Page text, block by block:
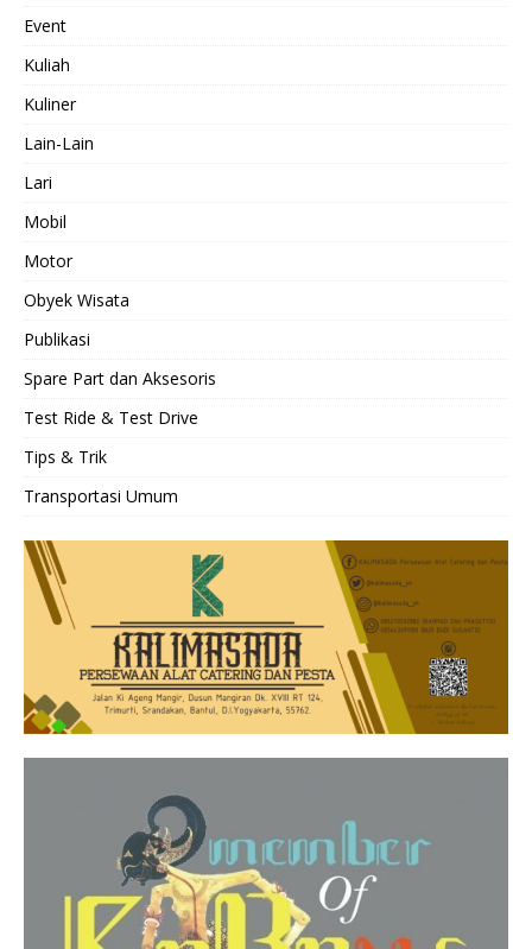
Event
Kuliah
Kuliner
Lain-Lain
Lari
Mobil
Motor
Obyek Wisata
Publikasi
Spare Part dan Aksesoris
Test Ride & Test Drive
Tips & Trik
Transportasi Umum